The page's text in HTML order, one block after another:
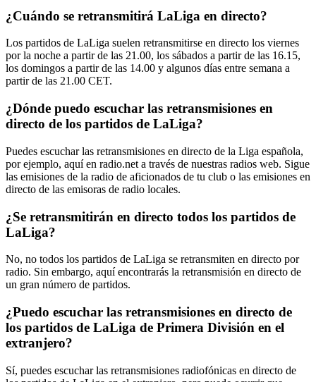
¿Cuándo se retransmitirá LaLiga en directo?
Los partidos de LaLiga suelen retransmitirse en directo los viernes
por la noche a partir de las 21.00, los sábados a partir de las 16.15,
los domingos a partir de las 14.00 y algunos días entre semana a
partir de las 21.00 CET.
¿Dónde puedo escuchar las retransmisiones en
directo de los partidos de LaLiga?
Puedes escuchar las retransmisiones en directo de la Liga española,
por ejemplo, aquí en radio.net a través de nuestras radios web. Sigue
las emisiones de la radio de aficionados de tu club o las emisiones en
directo de las emisoras de radio locales.
¿Se retransmitirán en directo todos los partidos de
LaLiga?
No, no todos los partidos de LaLiga se retransmiten en directo por
radio. Sin embargo, aquí encontrarás la retransmisión en directo de
un gran número de partidos.
¿Puedo escuchar las retransmisiones en directo de
los partidos de LaLiga de Primera División en el
extranjero?
Sí, puedes escuchar las retransmisiones radiofónicas en directo de